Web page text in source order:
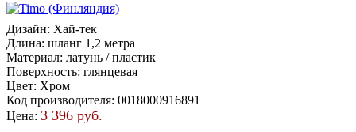
Дизайн: Хай-тек
Длина: шланг 1,2 метра
Материал: латунь / пластик
Поверхность: глянцевая
Цвет: Хром
Код производителя: 0018000916891
Цена: 3 396 руб.